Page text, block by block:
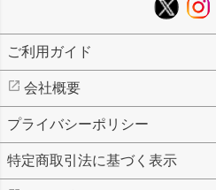
ご利用ガイド
会社概要
プライバシーポリシー
特定商取引法に基づく表示